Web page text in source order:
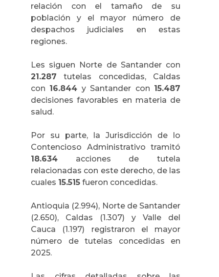
relación con el tamaño de su
población y el mayor número de
despachos judiciales en estas
regiones.
Les siguen Norte de Santander con
21.287 tutelas concedidas, Caldas
con 16.844 y Santander con 15.487
decisiones favorables en materia de
salud.
Por su parte, la Jurisdicción de lo
Contencioso Administrativo tramitó
18.634 acciones de tutela
relacionadas con este derecho, de las
cuales 15.515 fueron concedidas.
Antioquia (2.994), Norte de Santander
(2.650), Caldas (1.307) y Valle del
Cauca (1.197) registraron el mayor
número de tutelas concedidas en
2025.